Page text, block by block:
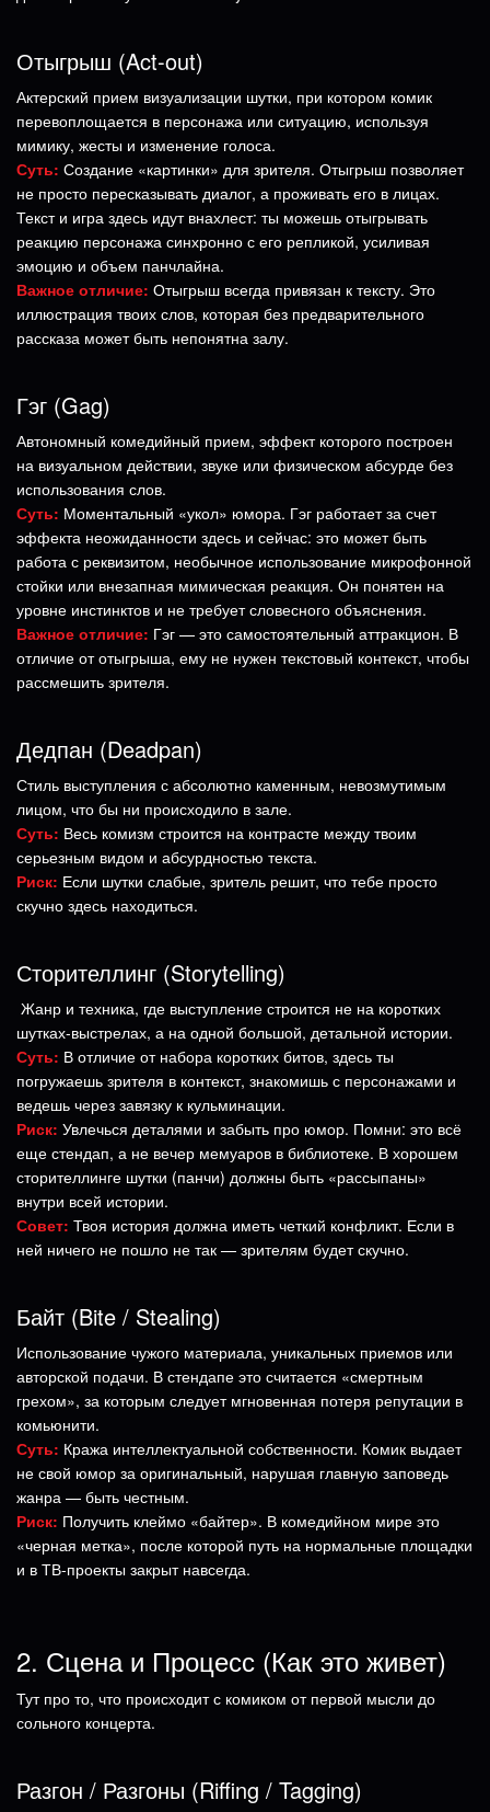
Отыгрыш (Act-out)
Актерский прием визуализации шутки, при котором комик
перевоплощается в персонажа или ситуацию, используя
мимику, жесты и изменение голоса.
Суть: Создание «картинки» для зрителя. Отыгрыш позволяет
не просто пересказывать диалог, а проживать его в лицах.
Текст и игра здесь идут внахлест: ты можешь отыгрывать
реакцию персонажа синхронно с его репликой, усиливая
эмоцию и объем панчлайна.
Важное отличие: Отыгрыш всегда привязан к тексту. Это
иллюстрация твоих слов, которая без предварительного
рассказа может быть непонятна залу.
Гэг (Gag)
Автономный комедийный прием, эффект которого построен
на визуальном действии, звуке или физическом абсурде без
использования слов.
Суть: Моментальный «укол» юмора. Гэг работает за счет
эффекта неожиданности здесь и сейчас: это может быть
работа с реквизитом, необычное использование микрофонной
стойки или внезапная мимическая реакция. Он понятен на
уровне инстинктов и не требует словесного объяснения.
Важное отличие: Гэг — это самостоятельный аттракцион. В
отличие от отыгрыша, ему не нужен текстовый контекст, чтобы
рассмешить зрителя.
Дедпан (Deadpan)
Стиль выступления с абсолютно каменным, невозмутимым
лицом, что бы ни происходило в зале.
Суть: Весь комизм строится на контрасте между твоим
серьезным видом и абсурдностью текста.
Риск: Если шутки слабые, зритель решит, что тебе просто
скучно здесь находиться.
Сторителлинг (Storytelling)
Жанр и техника, где выступление строится не на коротких
шутках-выстрелах, а на одной большой, детальной истории.
Суть: В отличие от набора коротких битов, здесь ты
погружаешь зрителя в контекст, знакомишь с персонажами и
ведешь через завязку к кульминации.
Риск: Увлечься деталями и забыть про юмор. Помни: это всё
еще стендап, а не вечер мемуаров в библиотеке. В хорошем
сторителлинге шутки (панчи) должны быть «рассыпаны»
внутри всей истории.
Совет: Твоя история должна иметь четкий конфликт. Если в
ней ничего не пошло не так — зрителям будет скучно.
Байт (Bite / Stealing)
Использование чужого материала, уникальных приемов или
авторской подачи. В стендапе это считается «смертным
грехом», за которым следует мгновенная потеря репутации в
комьюнити.
Суть: Кража интеллектуальной собственности. Комик выдает
не свой юмор за оригинальный, нарушая главную заповедь
жанра — быть честным.
Риск: Получить клеймо «байтер». В комедийном мире это
«черная метка», после которой путь на нормальные площадки
и в ТВ-проекты закрыт навсегда.
2. Сцена и Процесс (Как это живет)
Тут про то, что происходит с комиком от первой мысли до
сольного концерта.
Разгон / Разгоны (Riffing / Tagging)